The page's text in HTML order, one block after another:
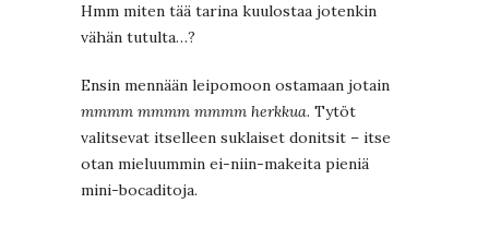
Hmm miten tää tarina kuulostaa jotenkin
vähän tutulta…?
Ensin mennään leipomoon ostamaan jotain
mmmm mmmm mmmm herkkua. Tytöt
valitsevat itselleen suklaiset donitsit – itse
otan mieluummin ei-niin-makeita pieniä
mini-bocaditoja.